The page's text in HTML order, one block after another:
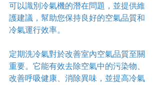
可以識別冷氣機的潛在問題，並提供維
護建議，幫助您保持良好的空氣品質和
冷氣運行效率。
定期洗冷氣對於改善室內空氣品質至關
重要。它能有效去除空氣中的污染物、
改善呼吸健康、消除異味，並提高冷氣